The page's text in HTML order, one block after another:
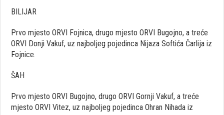
BILIJAR
Prvo mjesto ORVI Fojnica, drugo mjesto ORVI Bugojno, a treće
ORVI Donji Vakuf, uz najboljeg pojedinca Nijaza Softića Čarlija iz
Fojnice.
ŠAH
Prvo mjesto ORVI Bugojno, drugo ORVI Gornji Vakuf, a treće
mjesto ORVI Vitez, uz najboljeg pojedinca Ohran Nihada iz